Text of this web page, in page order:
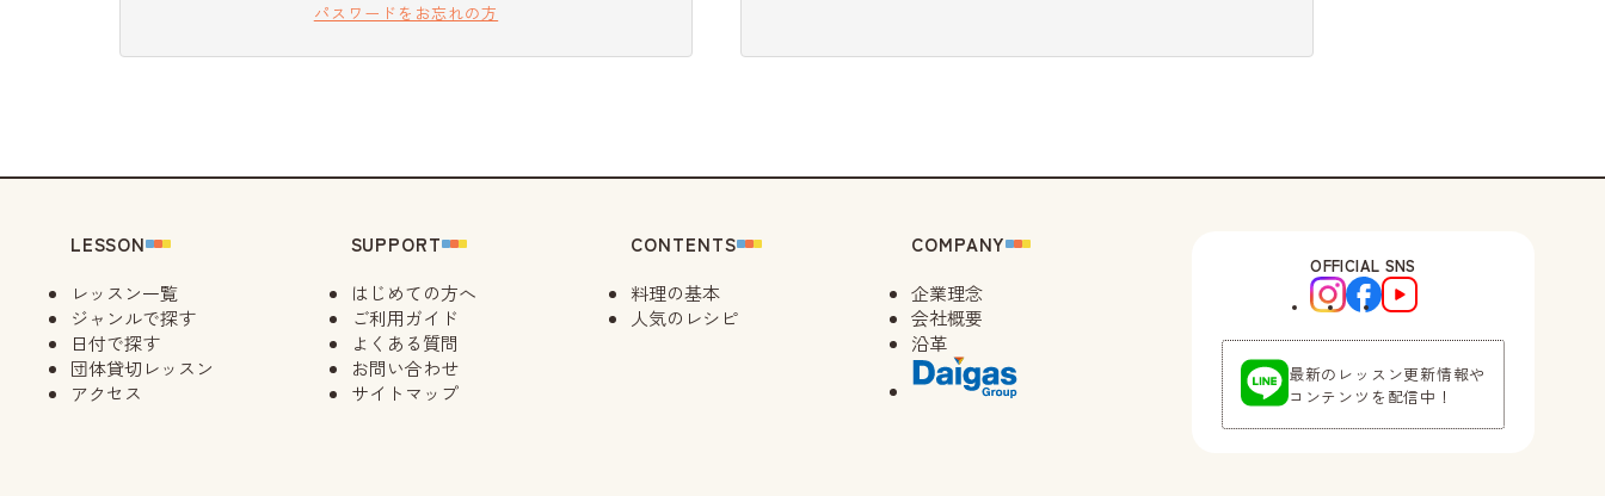
パスワードをお忘れの方
LESSON
レッスン一覧
ジャンルで探す
日付で探す
団体貸切レッスン
アクセス
SUPPORT
はじめての方へ
ご利用ガイド
よくある質問
お問い合わせ
サイトマップ
CONTENTS
料理の基本
人気のレシピ
COMPANY
企業理念
会社概要
沿革
OFFICIAL SNS
最新のレッスン更新情報や
コンテンツを配信中！